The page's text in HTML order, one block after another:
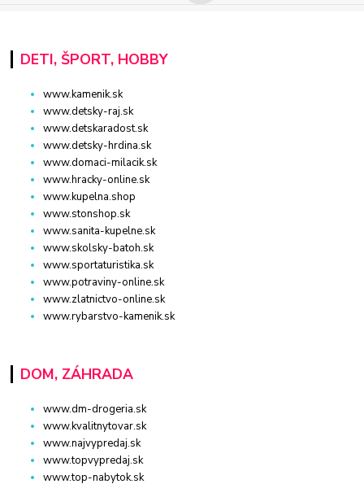
DETI, ŠPORT, HOBBY
www.kamenik.sk
www.detsky-raj.sk
www.detskaradost.sk
www.detsky-hrdina.sk
www.domaci-milacik.sk
www.hracky-online.sk
www.kupelna.shop
www.stonshop.sk
www.sanita-kupelne.sk
www.skolsky-batoh.sk
www.sportaturistika.sk
www.potraviny-online.sk
www.zlatnictvo-online.sk
www.rybarstvo-kamenik.sk
DOM, ZÁHRADA
www.dm-drogeria.sk
www.kvalitnytovar.sk
www.najvypredaj.sk
www.topvypredaj.sk
www.top-nabytok.sk